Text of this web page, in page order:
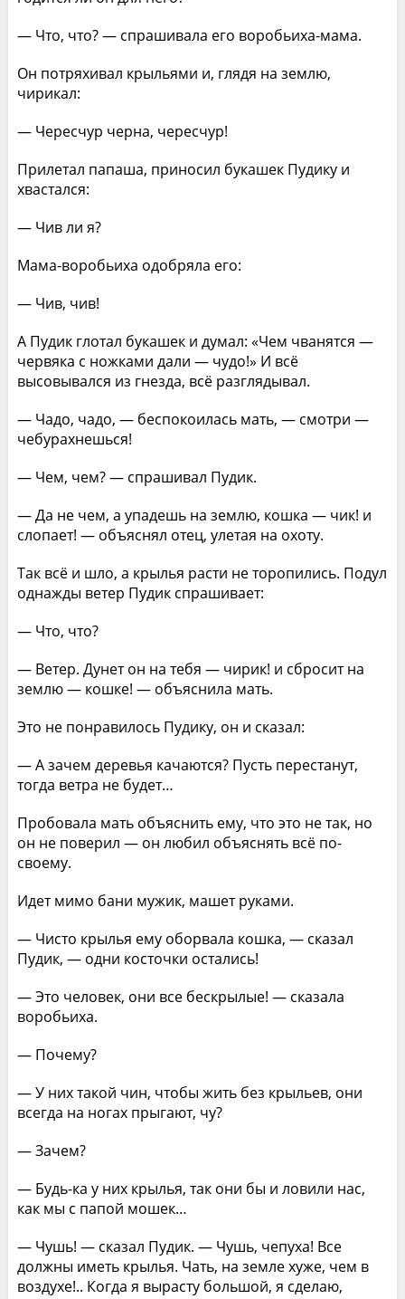
— Что, что? — спрашивала его воробьиха-мама.
Он потряхивал крыльями и, глядя на землю,
чирикал:
— Чересчур черна, чересчур!
Прилетал папаша, приносил букашек Пудику и
хвастался:
— Чив ли я?
Мама-воробьиха одобряла его:
— Чив, чив!
А Пудик глотал букашек и думал: «Чем чванятся —
червяка с ножками дали — чудо!» И всё
высовывался из гнезда, всё разглядывал.
— Чадо, чадо, — беспокоилась мать, — смотри —
чебурахнешься!
— Чем, чем? — спрашивал Пудик.
— Да не чем, а упадешь на землю, кошка — чик! и
слопает! — объяснял отец, улетая на охоту.
Так всё и шло, а крылья расти не торопились. Подул
однажды ветер Пудик спрашивает:
— Что, что?
— Ветер. Дунет он на тебя — чирик! и сбросит на
землю — кошке! — объяснила мать.
Это не понравилось Пудику, он и сказал:
— А зачем деревья качаются? Пусть перестанут,
тогда ветра не будет…
Пробовала мать объяснить ему, что это не так, но
он не поверил — он любил объяснять всё по-
своему.
Идет мимо бани мужик, машет руками.
— Чисто крылья ему оборвала кошка, — сказал
Пудик, — одни косточки остались!
— Это человек, они все бескрылые! — сказала
воробьиха.
— Почему?
— У них такой чин, чтобы жить без крыльев, они
всегда на ногах прыгают, чу?
— Зачем?
— Будь-ка у них крылья, так они бы и ловили нас,
как мы с папой мошек…
— Чушь! — сказал Пудик. — Чушь, чепуха! Все
должны иметь крылья. Чать, на земле хуже, чем в
воздухе!.. Когда я вырасту большой, я сделаю,